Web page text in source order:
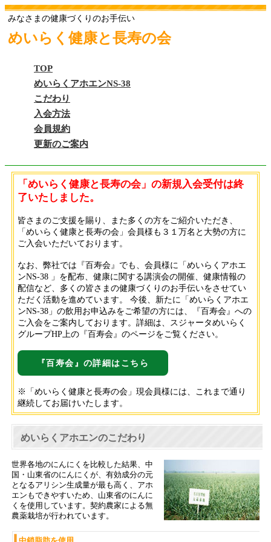
みなさまの健康づくりのお手伝い
めいらく健康と長寿の会
TOP
めいらくアホエンNS-38
こだわり
入会方法
会員規約
更新のご案内
「めいらく健康と長寿の会」の新規入会受付は終
了いたしました。
皆さまのご支援を賜り、また多くの方をご紹介いただき、
「めいらく健康と長寿の会」会員様も３１万名と大勢の方に
ご入会いただいております。
なお、弊社では『百寿会』でも、会員様に「めいらくアホエ
ンNS-38 」を配布、健康に関する講演会の開催、健康情報の
配信など、多くの皆さまの健康づくりのお手伝いをさせてい
ただく活動を進めています。 今後、新たに「めいらくアホエ
ンNS-38」の飲用お申込みをご希望の方には、『百寿会』への
ご入会をご案内しております。詳細は、スジャータめいらく
グループHP上の『百寿会』のページをご覧ください。
『百寿会』の詳細はこちら
※「めいらく健康と長寿の会」現会員様には、これまで通り
継続してお届けいたします。
めいらくアホエンのこだわり
世界各地のにんにくを比較した結果、中
国・山東省のにんにくが、有効成分の元
となるアリシン生成量が最も高く、アホ
エンもできやすいため、山東省のにんに
くを使用しています。契約農家による無
農薬栽培が行われています。
中鎖脂肪を使用